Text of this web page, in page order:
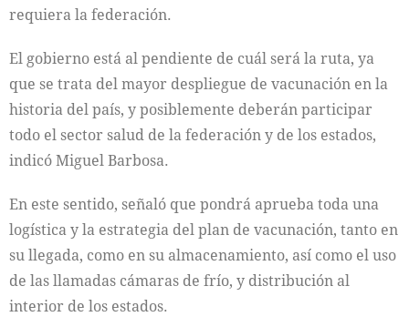
requiera la federación.
El gobierno está al pendiente de cuál será la ruta, ya
que se trata del mayor despliegue de vacunación en la
historia del país, y posiblemente deberán participar
todo el sector salud de la federación y de los estados,
indicó Miguel Barbosa.
En este sentido, señaló que pondrá aprueba toda una
logística y la estrategia del plan de vacunación, tanto en
su llegada, como en su almacenamiento, así como el uso
de las llamadas cámaras de frío, y distribución al
interior de los estados.